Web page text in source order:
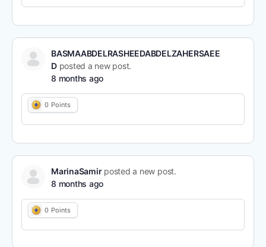
BASMAABDELRASHEEDABDELZAHERSAEE
Dposted a new post.
8 months ago
0 Points
MarinaSamirposted a new post.
8 months ago
0 Points